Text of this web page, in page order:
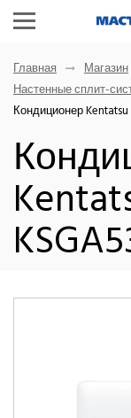
Главная Магазин
Настенные сплит-
Кондиционер Kentatsu